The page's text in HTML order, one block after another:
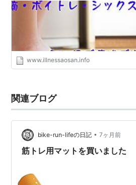
ックスパック】 - 食べるをいかすライ
www.illnessaosan.info
関連ブログ
bike-run-lifeの日記 • 7ヶ月前
筋トレ用マットを買いました